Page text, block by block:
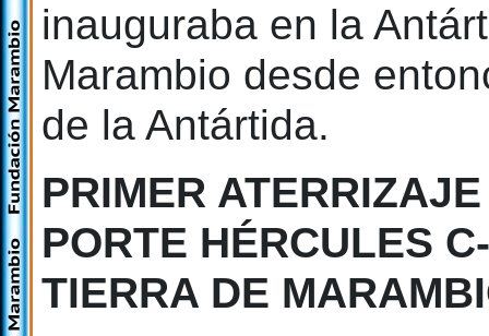
inauguraba en la
Marambio desde
de la Antártida.
PRIMER
PORTE HÉRCULES
TIERRA DE